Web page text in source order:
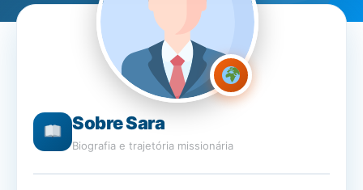
Sobre Sara
Biografia e trajetória missionária